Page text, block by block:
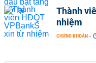
Thành
nhiệm
CHỨNG KHOÁN -